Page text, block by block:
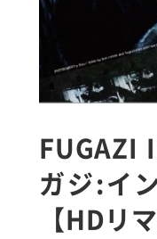
FUGAZI
ガジ:イ
【HDリ